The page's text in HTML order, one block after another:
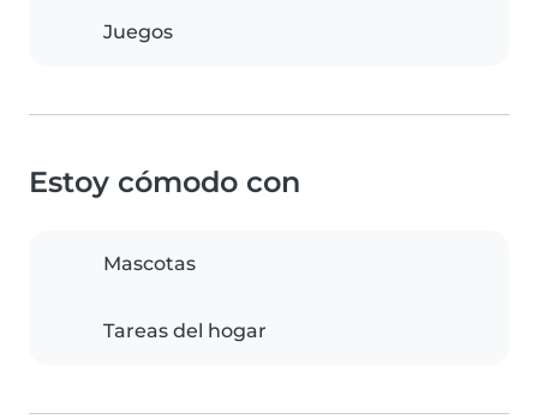
Juegos
Estoy cómodo con
Mascotas
Tareas del hogar